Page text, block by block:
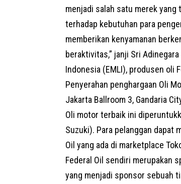
menjadi salah satu merek
terhadap kebutuhan para
memberikan kenyamanan
beraktivitas,” janji Sri
Indonesia (EMLI), produsen oli
Penyerahan penghargaan Oli
Jakarta Ballroom 3, Gandaria
Oli motor terbaik ini
Suzuki). Para pelanggan dapat
Oil yang ada di marketplace
Federal Oil sendiri merupakan
yang menjadi sponsor sebuah